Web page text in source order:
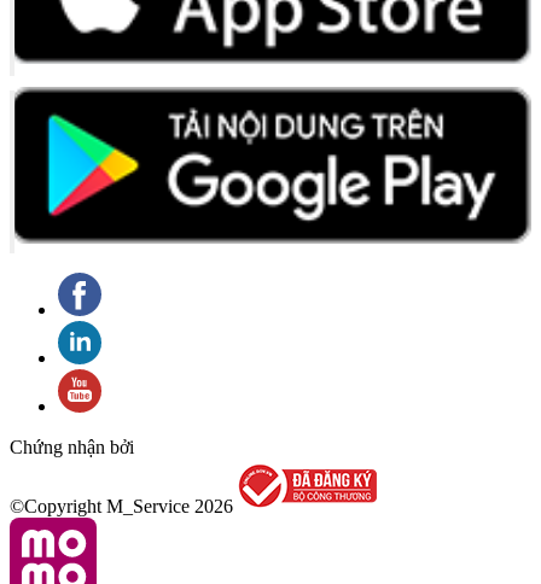
Chứng nhận bởi
©Copyright M_Service 2026